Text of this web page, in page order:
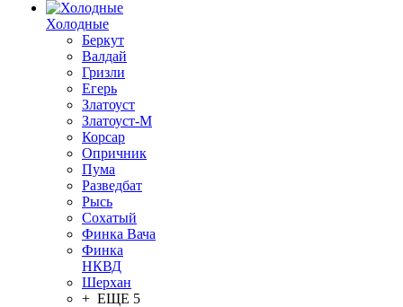
Холодные
Беркут
Валдай
Гризли
Егерь
Златоуст
Златоуст-М
Корсар
Опричник
Пума
Разведбат
Рысь
Сохатый
Финка Вача
Финка
НКВД
Шерхан
+ ЕЩЕ 5